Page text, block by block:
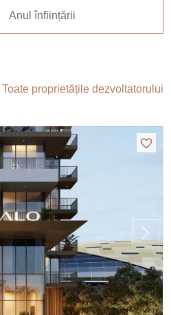
Anul înființării
Toate proprietățile dezvoltatorului